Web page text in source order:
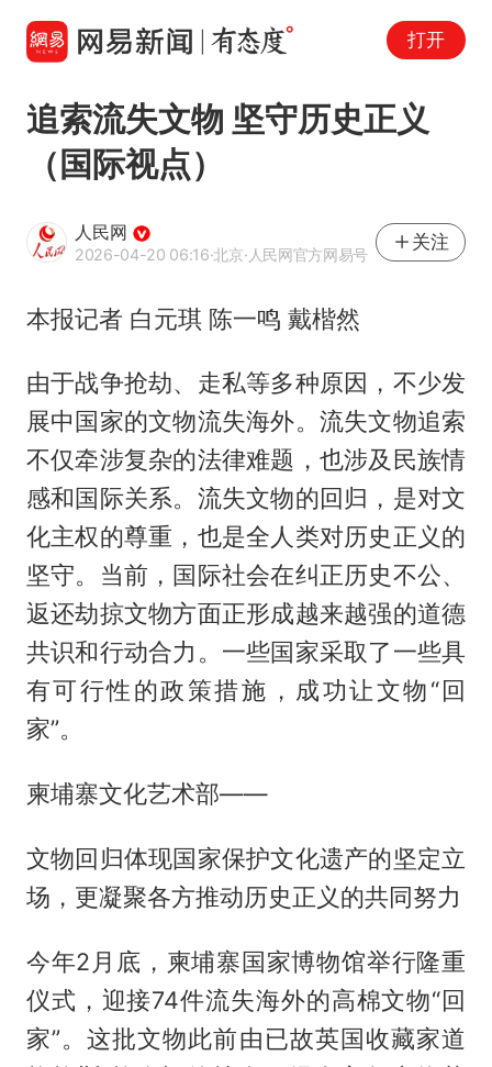
打开
追索流失文物 坚守历史正义
（国际视点）
人民网
2026-04-20 06:16·北京·人民网官方网易号
关注
本报记者 白元琪 陈一鸣 戴楷然
由于战争抢劫、走私等多种原因，不少发
展中国家的文物流失海外。流失文物追索
不仅牵涉复杂的法律难题，也涉及民族情
感和国际关系。流失文物的回归，是对文
化主权的尊重，也是全人类对历史正义的
坚守。当前，国际社会在纠正历史不公、
返还劫掠文物方面正形成越来越强的道德
共识和行动合力。一些国家采取了一些具
有可行性的政策措施，成功让文物“回
家”。
柬埔寨文化艺术部——
文物回归体现国家保护文化遗产的坚定立
场，更凝聚各方推动历史正义的共同努力
今年2月底，柬埔寨国家博物馆举行隆重
仪式，迎接74件流失海外的高棉文物“回
家”。这批文物此前由已故英国收藏家道